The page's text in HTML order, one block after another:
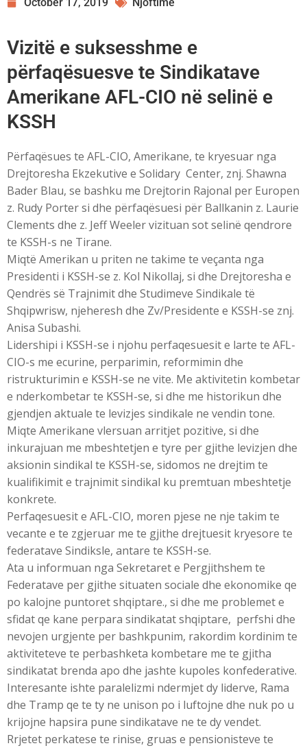
Vizitë e suksesshme e
përfaqësuesve te Sindikatave
Amerikane AFL-CIO në selinë e
KSSH
Përfaqësues te AFL-CIO, Amerikane, te kryesuar nga
Drejtoresha Ekzekutive e Solidary Center, znj. Shawna
Bader Blau, se bashku me Drejtorin Rajonal per Europen
z. Rudy Porter si dhe përfaqësuesi për Ballkanin z. Laurie
Clements dhe z. Jeff Weeler vizituan sot selinë qendrore
te KSSH-s ne Tirane.
Miqtë Amerikan u priten ne takime te veçanta nga
Presidenti i KSSH-se z. Kol Nikollaj, si dhe Drejtoresha e
Qendrës së Trajnimit dhe Studimeve Sindikale të
Shqipwrisw, njeheresh dhe Zv/Presidente e KSSH-se znj.
Anisa Subashi.
Lidershipi i KSSH-se i njohu perfaqesuesit e larte te AFL-
CIO-s me ecurine, perparimin, reformimin dhe
ristrukturimin e KSSH-se ne vite. Me aktivitetin kombetar
e nderkombetar te KSSH-se, si dhe me historikun dhe
gjendjen aktuale te levizjes sindikale ne vendin tone.
Miqte Amerikane vlersuan arritjet pozitive, si dhe
inkurajuan me mbeshtetjen e tyre per gjithe levizjen dhe
aksionin sindikal te KSSH-se, sidomos ne drejtim te
kualifikimit e trajnimit sindikal ku premtuan mbeshtetje
konkrete.
Perfaqesuesit e AFL-CIO, moren pjese ne nje takim te
vecante e te zgjeruar me te gjithe drejtuesit kryesore te
federatave Sindiksle, antare te KSSH-se.
Ata u informuan nga Sekretaret e Pergjithshem te
Federatave per gjithe situaten sociale dhe ekonomike qe
po kalojne puntoret shqiptare., si dhe me problemet e
sfidat qe kane perpara sindikatat shqiptare, perfshi dhe
nevojen urgjente per bashkpunim, rakordim kordinim te
aktiviteteve te perbashketa kombetare me te gjitha
sindikatat brenda apo dhe jashte kupoles konfederative.
Interesante ishte paralelizmi ndermjet dy liderve, Rama
dhe Tramp qe te ty ne unison po i luftojne dhe nuk po u
krijojne hapsira pune sindikatave ne te dy vendet.
Rrjetet perkatese te rinise, gruas e pensionisteve te